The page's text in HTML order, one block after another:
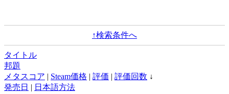
↑検索条件へ
タイトル
邦題
メタスコア | Steam価格 | 評価 | 評価回数 ↓
発売日 | 日本語方法